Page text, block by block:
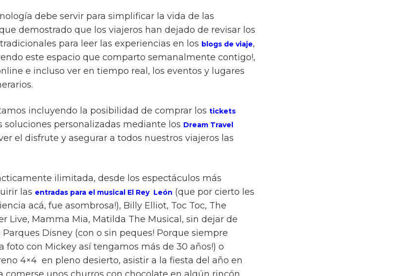
debe servir para simplificar la vida de las
demostrado que los viajeros han dejado de revisar los
para leer las experiencias en los blogs de viaje,
este espacio que comparto semanalmente contigo!,
e incluso ver en tiempo real, los eventos y lugares
incluyendo la posibilidad de comprar los tickets
soluciones personalizadas mediante los Dream Travel
el disfrute y asegurar a todos nuestros viajeros las
ilimitada, desde los espectáculos más
las entradas para el musical El Rey León (que por cierto les
acá, fue asombrosa!), Billy Elliot, Toc Toc, The
Live, Mamma Mia, Matilda The Musical, sin dejar de
Disney (con o sin peques! Porque siempre
con Mickey así tengamos más de 30 años!) o
4×4 en pleno desierto, asistir a la fiesta del año en